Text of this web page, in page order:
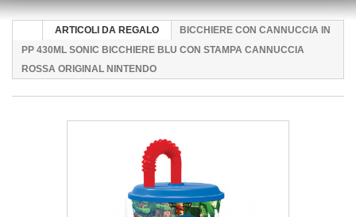
ARTICOLI DA REGALO
BICCHIERE CON CANNUCCIA IN
PP 430ML SONIC BICCHIERE BLU CON STAMPA CANNUCCIA
ROSSA ORIGINAL NINTENDO